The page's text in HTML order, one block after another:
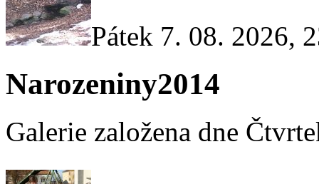
Pátek 7. 08. 2026,
Narozeniny2014
Galerie založena dne